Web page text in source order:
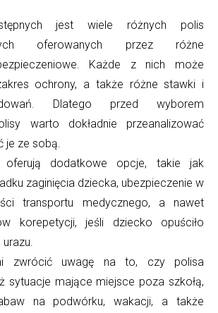
jest wiele różnych polis
oferowanych przez różne
Każde z nich może
ochrony, a także różne stawki i
Dlatego przed wyborem
warto dokładnie przeanalizować
je ze sobą.
oferują dodatkowe opcje, takie jak
zaginięcia dziecka, ubezpieczenie w
transportu medycznego, a nawet
korepetycji, jeśli dziecko opuściło
zwrócić uwagę na to, czy polisa
sytuacje mające miejsce poza szkołą,
na podwórku, wakacji, a także